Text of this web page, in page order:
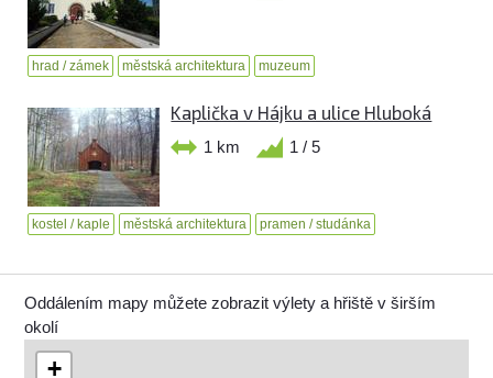
hrad / zámek městská architektura muzeum
Kaplička v Hájku a ulice Hluboká
1 km 1 / 5
kostel / kaple městská architektura pramen / studánka
Oddálením mapy můžete zobrazit výlety a hřiště v širším
okolí
+